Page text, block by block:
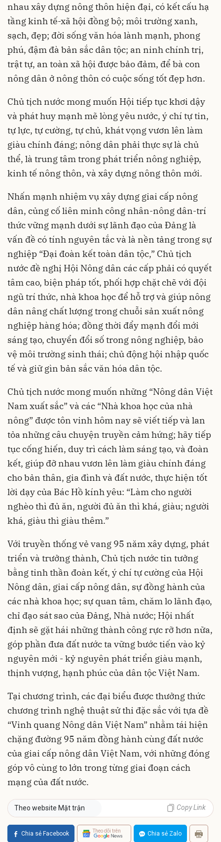
nhau xây dựng nông thôn hiện đại, có kết cấu hạ
tầng kinh tế-xã hội đồng bộ; môi trường xanh,
sạch, đẹp; đời sống văn hóa lành mạnh, phong
phú, đậm đà bản sắc dân tộc; an ninh chính trị,
trật tự, an toàn xã hội được bảo đảm, để bà con
nông dân ở nông thôn có cuộc sống tốt đẹp hơn.
Chủ tịch nước mong muốn Hội tiếp tục khơi dậy
và phát huy mạnh mẽ lòng yêu nước, ý chí tự tin,
tự lực, tự cường, tự chủ, khát vọng vươn lên làm
giàu chính đáng; nông dân phải thực sự là chủ
thể, là trung tâm trong phát triển nông nghiệp,
kinh tế nông thôn, và xây dựng nông thôn mới.
Nhấn mạnh nhiệm vụ xây dựng giai cấp nông
dân, củng cố liên minh công nhân-nông dân-trí
thức vững mạnh dưới sự lãnh đạo của Đảng là
vấn đề có tính nguyên tắc và là nền tảng trong sự
nghiệp “Đại đoàn kết toàn dân tộc,” Chủ tịch
nước đề nghị Hội Nông dân các cấp phải có quyết
tâm cao, biện pháp tốt, phối hợp chặt chẽ với đội
ngũ trí thức, nhà khoa học để hỗ trợ và giúp nông
dân nâng chất lượng trong chuỗi sản xuất nông
nghiệp hàng hóa; đồng thời đẩy mạnh đổi mới
sáng tạo, chuyển đổi số trong nông nghiệp, bảo
vệ môi trường sinh thái; chủ động hội nhập quốc
tế và giữ gìn bản sắc văn hóa dân tộc.
Chủ tịch nước mong muốn những “Nông dân Việt
Nam xuất sắc” và các “Nhà khoa học của nhà
nông” được tôn vinh hôm nay sẽ viết tiếp và lan
tỏa những câu chuyện truyền cảm hứng; hãy tiếp
tục cống hiến, duy trì cách làm sáng tạo, và đoàn
kết, giúp đỡ nhau vươn lên làm giàu chính đáng
cho bản thân, gia đình và đất nước, thực hiện tốt
lời dạy của Bác Hồ kính yêu: “Làm cho người
nghèo thì đủ ăn, người đủ ăn thì khá, giàu; người
khá, giàu thì giàu thêm.”
Với truyền thống vẻ vang 95 năm xây dựng, phát
triển và trưởng thành, Chủ tịch nước tin tưởng
bằng tinh thần đoàn kết, ý chí tự cường của Hội
Nông dân, giai cấp nông dân, sự đồng hành của
các nhà khoa học; sự quan tâm, chăm lo lãnh đạo,
chỉ đạo sát sao của Đảng, Nhà nước; Hội nhất
định sẽ gặt hái những thành công rực rỡ hơn nữa,
góp phần đưa đất nước ta vững bước tiến vào kỷ
nguyên mới - kỷ nguyên phát triển giàu mạnh,
thịnh vượng, hạnh phúc của dân tộc Việt Nam.
Tại chương trình, các đại biểu được thưởng thức
chương trình nghệ thuật sử thi đặc sắc với tựa đề
“Vinh quang Nông dân Việt Nam” nhằm tái hiện
chặng đường 95 năm đồng hành cùng đất nước
của giai cấp nông dân Việt Nam, với những đóng
góp vô cùng to lớn trong từng giai đoạn cách
mạng của đất nước.
Theo website Mặt trận Copy Link
Chia sẻ Facebook Theo dõi trên Chia sẻ Zalo